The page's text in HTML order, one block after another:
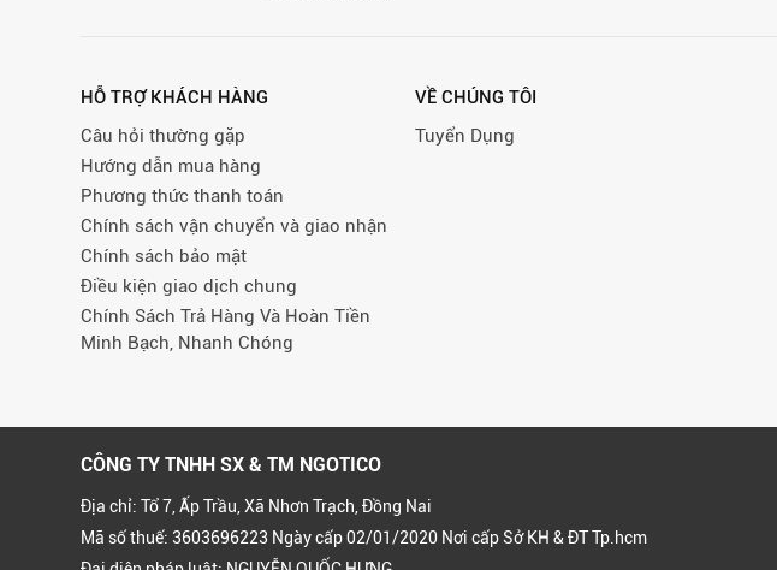
HỖ TRỢ KHÁCH HÀNG
Câu hỏi thường gặp
Hướng dẫn mua hàng
Phương thức thanh toán
Chính sách vận chuyển và giao nhận
Chính sách bảo mật
Điều kiện giao dịch chung
Chính Sách Trả Hàng Và Hoàn Tiền
Minh Bạch, Nhanh Chóng
VỀ CHÚNG TÔI
Tuyển Dụng
CÔNG TY TNHH SX & TM NGOTICO
Địa chỉ: Tổ 7, Ấp Trầu, Xã Nhơn Trạch, Đồng Nai
Mã số thuế: 3603696223 Ngày cấp 02/01/2020 Nơi cấp Sở KH & ĐT Tp.hcm